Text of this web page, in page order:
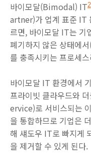
바이모달(Bimodal) IT2
artner)가 업계 표준 IT
르면, 바이모달 IT는 기
폐기하지 않은 상태에
를 충족시키는 프로세
바이모달 IT 환경에서
프라이빗 클라우드와
ervice)로 서비스되는
을 통합하므로 기업은
해 섀도우 IT로 빠지게
을 제거할 수 있게 된다.